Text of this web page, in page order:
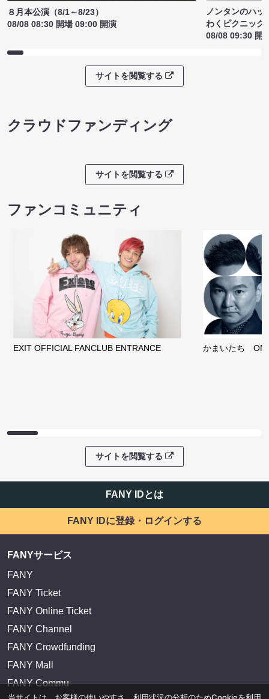
８月本公演（8/1～8/23）
08/08 08:30 開場 09:00 開演
ノンタンのハッ
わくピクニック
08/08 09:30 開
サイトを閲覧する
クラウドファンディング
サイトを閲覧する
ファンコミュニティ
EXIT OFFICIAL FANCLUB ENTRANCE かまいたち
サイトを閲覧する
FANY IDとは
FANY IDに登録・ログインする
FANYサービス
FANY
FANY Ticket
FANY Online Ticket
FANY Channel
FANY Crowdfunding
FANY Mall
FANY Commu